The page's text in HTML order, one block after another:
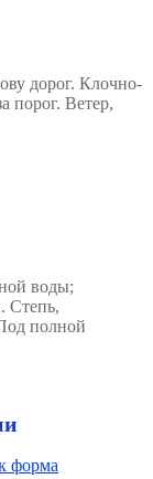
дорог. Клочно-
порог. Ветер,
воды;
Степь,
полной
форма